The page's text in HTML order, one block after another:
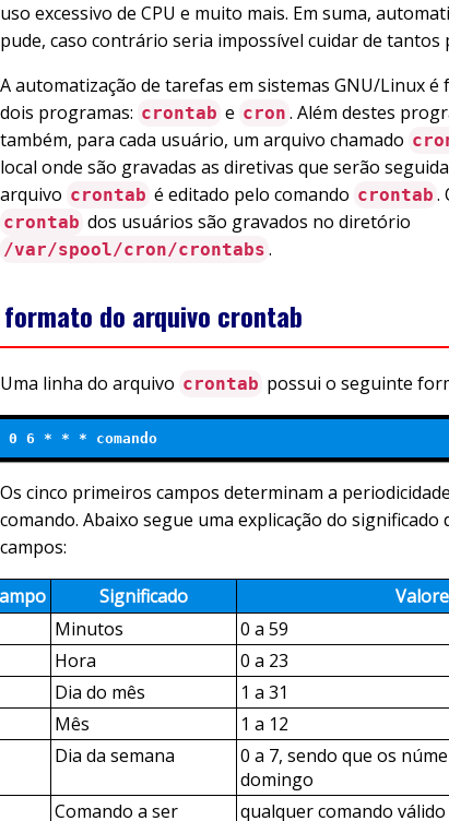
uso excessivo de CPU e muito mais. Em suma,
pude, caso contrário seria impossível cuidar de tantos
A automatização de tarefas em sistemas GNU/Linux é
dois programas: crontab e cron . Além destes
também, para cada usuário, um arquivo chamado
local onde são gravadas as diretivas que serão
arquivo crontab é editado pelo comando crontab .
crontab dos usuários são gravados no diretório
/var/spool/cron/crontabs .
formato do arquivo crontab
Uma linha do arquivo crontab possui o seguinte
0 6 * * * comando
Os cinco primeiros campos determinam a
comando. Abaixo segue uma explicação do significado
campos:
Significado
Minutos
0 a 59
Hora
0 a 23
Dia do mês
1 a 31
Mês
1 a 12
Dia da semana
0 a 7, sendo que os
domingo
Comando a ser
qualquer comando